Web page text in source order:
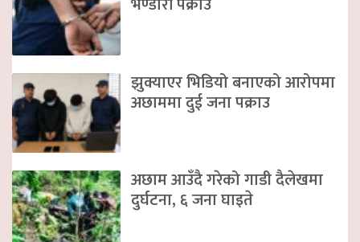
झुक्याएर भिडियो बनाएको आरोपमा
अछाममा दुई जना पक्राउ
अछाम आउँदै गरेको गाडी दैलेखमा
दुर्घटना, ६ जना घाइते